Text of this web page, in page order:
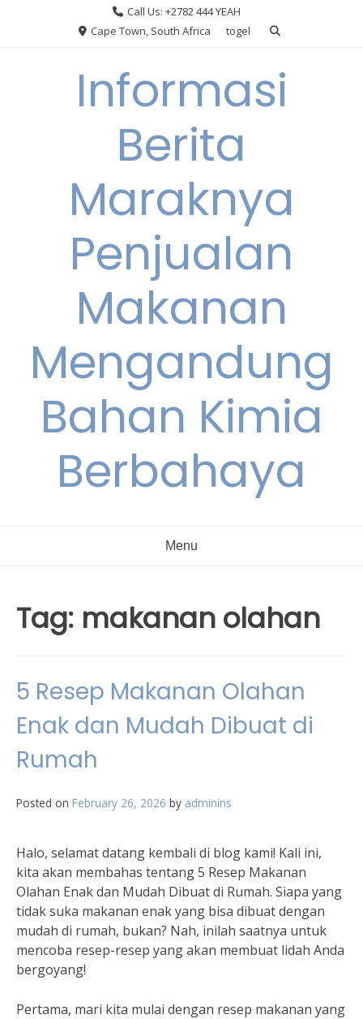
Call Us: +2782 444 YEAH
Cape Town, South Africa
togel
Informasi
Berita
Maraknya
Penjualan
Makanan
Mengandung
Bahan Kimia
Berbahaya
Menu
Tag: makanan olahan
5 Resep Makanan Olahan
Enak dan Mudah Dibuat di
Rumah
Posted on February 26, 2026 by adminins
Halo, selamat datang kembali di blog kami! Kali ini,
kita akan membahas tentang 5 Resep Makanan
Olahan Enak dan Mudah Dibuat di Rumah. Siapa yang
tidak suka makanan enak yang bisa dibuat dengan
mudah di rumah, bukan? Nah, inilah saatnya untuk
mencoba resep-resep yang akan membuat lidah Anda
bergoyang!
Pertama, mari kita mulai dengan resep makanan yang